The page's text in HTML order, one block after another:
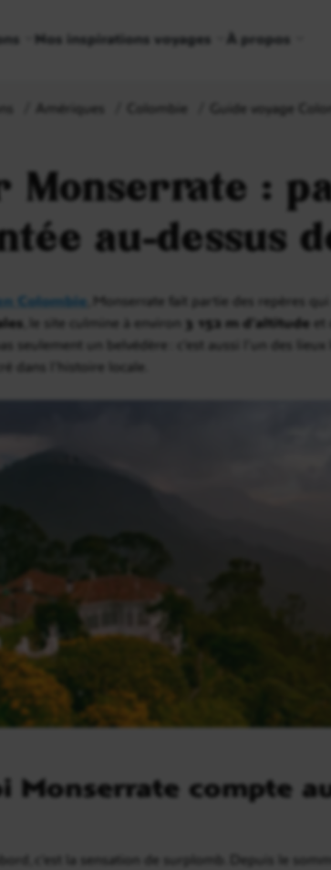
Nos inspirations voyages À propos
Amériques Colombie Guide voyage
Monserrate :
au-dessus
Colombie , Monserrate fait partie des repères
, le site culmine à environ 3 152 m d’altitude et
seulement un belvédère : c’est aussi l’un des
dans l’histoire locale.
Monserrate compte
c’est la sensation de surplomb. Depuis le